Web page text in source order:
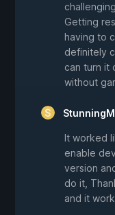
Getting
having to
definitely
can turn it
without
It worked
enable
version
do it,
and it